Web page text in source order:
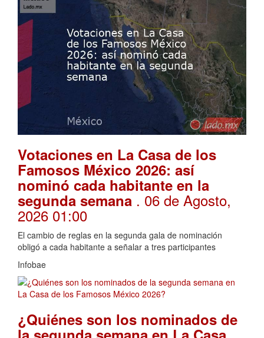
Votaciones en La Casa de los
Famosos México 2026: así
nominó cada habitante en la
segunda semana . 06 de Agosto,
2026 01:00
El cambio de reglas en la segunda gala de nominación
obligó a cada habitante a señalar a tres participantes
Infobae
¿Quiénes son los nominados de